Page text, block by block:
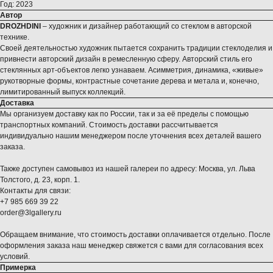
Год: 2023
Автор
DROZHDINI – художник и дизайнер работающий со стеклом в авторской
технике.
Своей деятельностью художник пытается сохранить традиции стеклоделия и
привнести авторский дизайн в ремесленную сферу. Авторский стиль его
стеклянных арт-объектов легко узнаваем. Асимметрия, динамика, «живые»
рукотворные формы, контрастные сочетание дерева и метала и, конечно,
лимитированный выпуск коллекций.
Доставка
Мы организуем доставку как по России, так и за её пределы с помощью
транспортных компаний. Стоимость доставки рассчитывается
индивидуально нашим менеджером после уточнения всех деталей вашего
заказа.
Также доступен самовывоз из нашей галереи по адресу: Москва, ул. Льва
Толстого, д. 23, корп. 1.
Контакты для связи:
+7 985 669 39 22
order@3lgallery.ru
Обращаем внимание, что стоимость доставки оплачивается отдельно. После
оформления заказа наш менеджер свяжется с вами для согласования всех
условий.
Примерка